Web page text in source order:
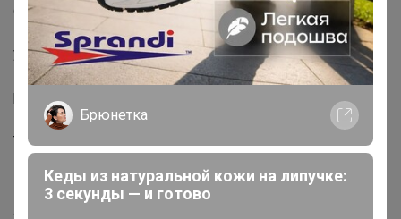
стабилизаторов, которые не дают материалу выгорать
на солнце и в результате вы можете пользоваться
укрытием долгие годы.
1шт. - подробная, поэтапная инструкция и
рекомендации специалистов по укрытию роз на зиму
1 шт.- колпак, который одевается на растение перед
тем как укрыть его материалом на каркасе.
Мин. кол-во для заказа: 1
Брюнетка
Кеды из натуральной кожи на липучке:
3 секунды — и готово